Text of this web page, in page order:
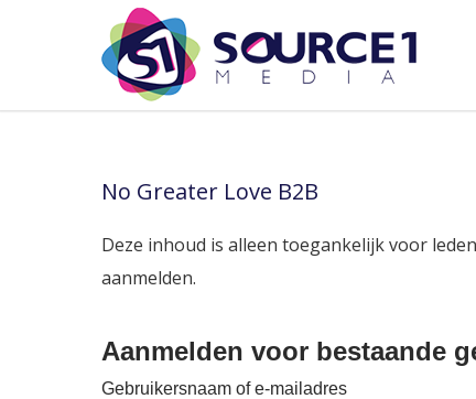
No Greater Love B2B
Deze inhoud is alleen toegankelijk voor
aanmelden.
Aanmelden voor bestaande
Gebruikersnaam of e-mailadres